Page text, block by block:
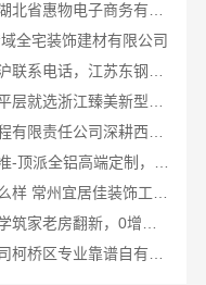
全宅装饰建材有限公司